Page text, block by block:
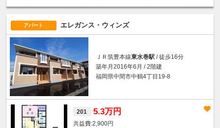
アパート エレガンス・ウィンズ
ＪＲ筑豊本線東水巻駅 / 徒歩16分
築年月2016年6月 / 2階建
福岡県中間市中鶴4丁目19-8
201 5.3万円
2,900円